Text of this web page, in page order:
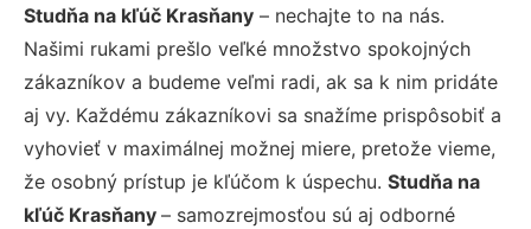
Studňa na kľúč Krasňany – nechajte to na nás.
Našimi rukami prešlo veľké množstvo spokojných
zákazníkov a budeme veľmi radi, ak sa k nim pridáte
aj vy. Každému zákazníkovi sa snažíme prispôsobiť a
vyhovieť v maximálnej možnej miere, pretože vieme,
že osobný prístup je kľúčom k úspechu. Studňa na
kľúč Krasňany – samozrejmosťou sú aj odborné